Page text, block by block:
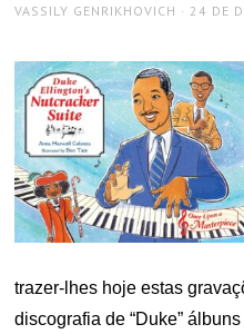
AUTHOR
VASSILY GENRIKHOVICH
POSTED
24 DE
trazer-lhes hoje estas
discografia de “Duke”